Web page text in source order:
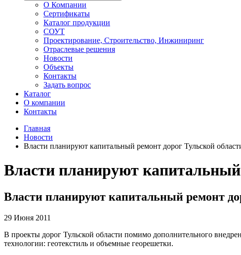
О Компании
Сертификаты
Каталог продукции
СОУТ
Проектирование, Строительство, Инжиниринг
Отраслевые решения
Новости
Объекты
Контакты
Задать вопрос
Каталог
О компании
Контакты
Главная
Новости
Власти планируют капитальный ремонт дорог Тульской
Власти планируют
Власти планируют капитальный ремонт
29 Июня 2011
В проекты дорог Тульской области помимо дополнительного
технологии: геотекстиль и объемные георешетки.